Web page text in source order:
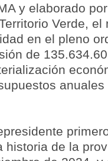
y elaborado
Verde, el
en el pleno
de
historia de la